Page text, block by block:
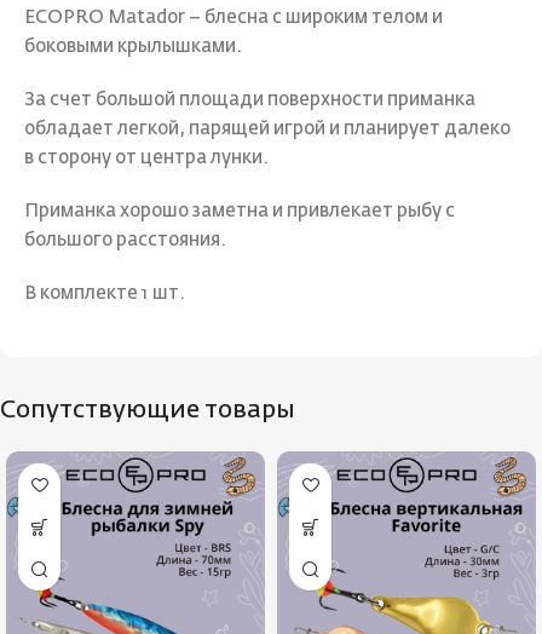
ECOPRO Matador – блесна с широким телом и
боковыми крылышками.
За счет большой площади поверхности приманка
обладает легкой, парящей игрой и планирует далеко
в сторону от центра лунки.
Приманка хорошо заметна и привлекает рыбу с
большого расстояния.
В комплекте 1 шт.
Сопутствующие товары